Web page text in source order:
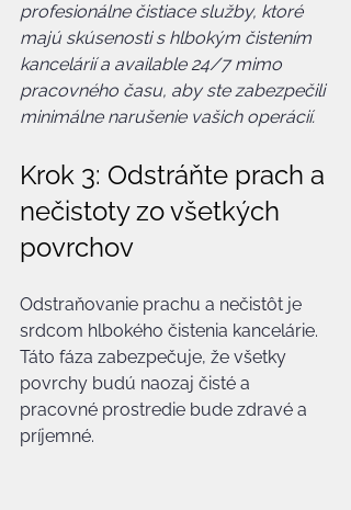
profesionálne čistiace služby, ktoré
majú skúsenosti s hlbokým čistením
kancelárií a available 24/7 mimo
pracovného času, aby ste zabezpečili
minimálne narušenie vašich operácií.
Krok 3: Odstráňte prach a
nečistoty zo všetkých
povrchov
Odstraňovanie prachu a nečistôt je
srdcom hlbokého čistenia kancelárie.
Táto fáza zabezpečuje, že všetky
povrchy budú naozaj čisté a
pracovné prostredie bude zdravé a
príjemné.